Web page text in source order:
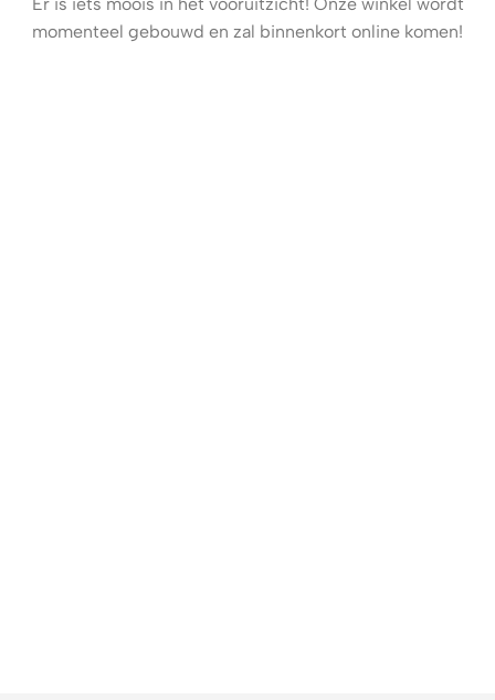
momenteel gebouwd en zal binnenkort online komen!